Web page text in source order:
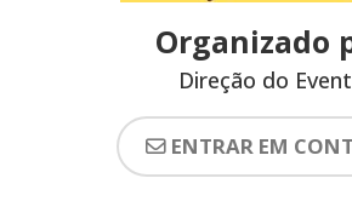
Organizado
Direção do
ENTRAR EM